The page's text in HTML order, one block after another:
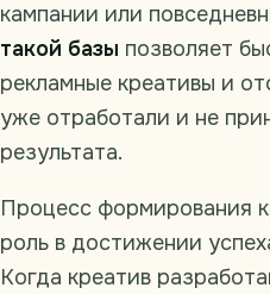
кампании или
такой базы позволяет
рекламные креативы и
уже отработали и не
результата.
Процесс формирования
роль в достижении
Когда креатив